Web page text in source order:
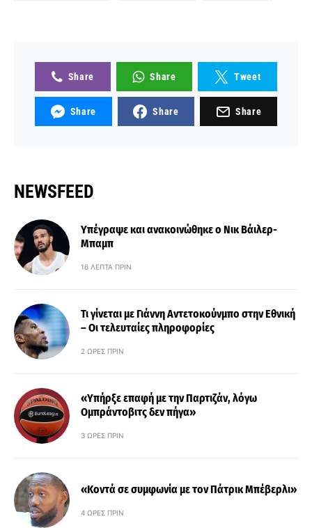
Share Share Tweet
Share Share Share
NEWSFEED
Υπέγραψε και ανακοινώθηκε ο Νικ Βάιλερ-
Μπαμπ
16 ΛΕΠΤΆ ΠΡΙΝ
Τι γίνεται με Γιάννη Αντετοκούνμπο στην Εθνική
– Οι τελευταίες πληροφορίες
2 ΏΡΕΣ ΠΡΙΝ
«Υπήρξε επαφή με την Παρτιζάν, λόγω
Ομπράντοβιτς δεν πήγα»
3 ΏΡΕΣ ΠΡΙΝ
«Κοντά σε συμφωνία με τον Πάτρικ Μπέβερλι»
4 ΏΡΕΣ ΠΡΙΝ